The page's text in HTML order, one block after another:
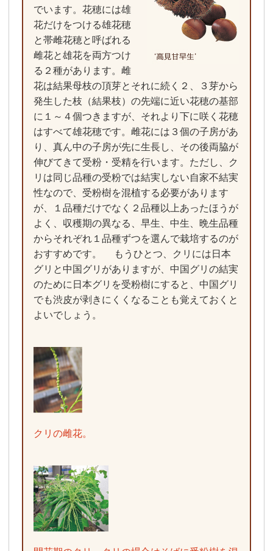
でいます。花穂には雄
花だけをつける雄花穂
と帯雌花穂と呼ばれる
雌花と雄花を両方つけ
る２種があります。雌
花は結果母枝の頂芽とそれに続く２、３芽から
発生した枝（結果枝）の先端に近い花穂の基部
に１～４個つきますが、それより下に咲く花穂
はすべて雄花穂です。雌花には３個の子房があ
り、真ん中の子房が先に生長し、その後両脇が
伸びてきて受粉・受精を行います。ただし、ク
リは同じ品種の受粉では結実しない自家不結実
性なので、受粉樹を混植する必要があります
が、１品種だけでなく２品種以上あったほうが
よく、収穫期の異なる、早生、中生、晩生品種
からそれぞれ１品種ずつを選んで栽培するのが
おすすめです。 もうひとつ、クリには日本
グリと中国グリがありますが、中国グリの結実
のために日本グリを受粉樹にすると、中国グリ
でも渋皮が剥きにくくなることも覚えておくと
よいでしょう。
クリの雌花。